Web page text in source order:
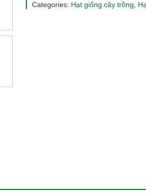
rado56
Categories: Hạt giống cây trồng,